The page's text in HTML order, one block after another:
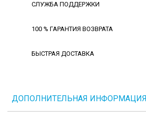
СЛУЖБА ПОДДЕРЖКИ
100 % ГАРАНТИЯ ВОЗВРАТА
БЫСТРАЯ ДОСТАВКА
ДОПОЛНИТЕЛЬНАЯ ИНФОРМАЦИЯ